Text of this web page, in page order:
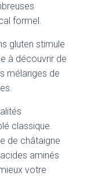
formel.
gluten stimule
à découvrir de
mélanges de
classique.
de châtaigne
aminés
votre